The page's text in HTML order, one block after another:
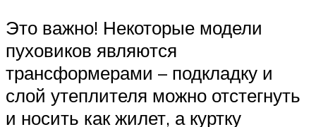
Это важно! Некоторые модели
пуховиков являются
трансформерами – подкладку и
слой утеплителя можно отстегнуть
и носить как жилет, а куртку